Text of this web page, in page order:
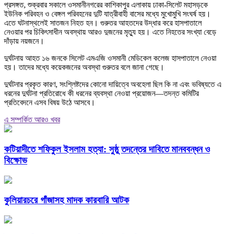
প্রসঙ্গত, শুক্রবার সকালে ওসমানীনগরের কাশিকাপুর এলাকায় ঢাকা-সিলেট মহাসড়কে
ইউনিক পরিবহন ও বেঙ্গল পরিবহনের দুটি যাত্রীবাহী বাসের মধ্যে মুখোমুখি সংঘর্ষ হয়।
এতে ঘটনাস্থলেই সাতজন নিহত হন। গুরুতর আহতদের উদ্ধার করে হাসপাতালে
নেওয়ার পর চিকিৎসাধীন অবস্থায় আরও দুজনের মৃত্যু হয়। এতে নিহতের সংখ্যা বেড়ে
দাঁড়ায় নয়জনে।
দুর্ঘটনায় আহত ১৬ জনকে সিলেট এমএজি ওসমানী মেডিকেল কলেজ হাসপাতালে নেওয়া
হয়। তাদের মধ্যে কয়েকজনের অবস্থা গুরুতর বলে জানা গেছে।
দুর্ঘটনার প্রকৃত কারণ, সংশ্লিষ্টদের কোনো দায়িত্বে অবহেলা ছিল কি না এবং ভবিষ্যতে এ
ধরনের দুর্ঘটনা প্রতিরোধে কী ধরনের ব্যবস্থা নেওয়া প্রয়োজন—তদন্ত কমিটির
প্রতিবেদনে এসব বিষয় উঠে আসবে।
এ সম্পর্কিত আরও খবর
কটিয়াদীতে শফিকুল ইসলাম হত্যা: সুষ্ঠু তদন্তের দাবিতে মানববন্ধন ও
বিক্ষোভ
কুলিয়ারচরে গাঁজাসহ মাদক কারবারি আটক